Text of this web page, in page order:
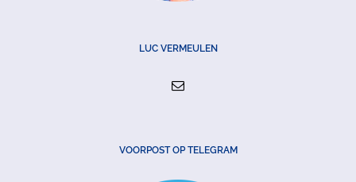
LUC VERMEULEN
VOORPOST OP TELEGRAM